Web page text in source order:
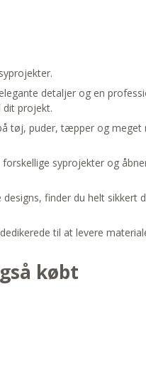
detaljer og en
dit projekt.
tøj, puder, tæpper og meget
syprojekter og
finder du helt sikkert
til at levere
købt